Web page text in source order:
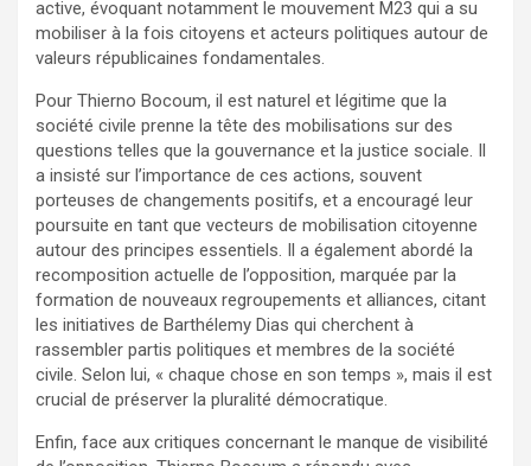
active, évoquant notamment le mouvement M23 qui a su
mobiliser à la fois citoyens et acteurs politiques autour de
valeurs républicaines fondamentales.
Pour Thierno Bocoum, il est naturel et légitime que la
société civile prenne la tête des mobilisations sur des
questions telles que la gouvernance et la justice sociale. Il
a insisté sur l’importance de ces actions, souvent
porteuses de changements positifs, et a encouragé leur
poursuite en tant que vecteurs de mobilisation citoyenne
autour des principes essentiels. Il a également abordé la
recomposition actuelle de l’opposition, marquée par la
formation de nouveaux regroupements et alliances, citant
les initiatives de Barthélemy Dias qui cherchent à
rassembler partis politiques et membres de la société
civile. Selon lui, « chaque chose en son temps », mais il est
crucial de préserver la pluralité démocratique.
Enfin, face aux critiques concernant le manque de visibilité